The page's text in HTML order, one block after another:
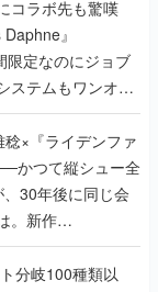
コラボ先も驚嘆
』
限定なのにジョブ
ステムもワンオフ
ディレクターに聞
稔×『ライデンファ
かつて縦シュー全
30年後に同じ会
。新作
』で初タッグを組
開発秘話
分岐100種類以